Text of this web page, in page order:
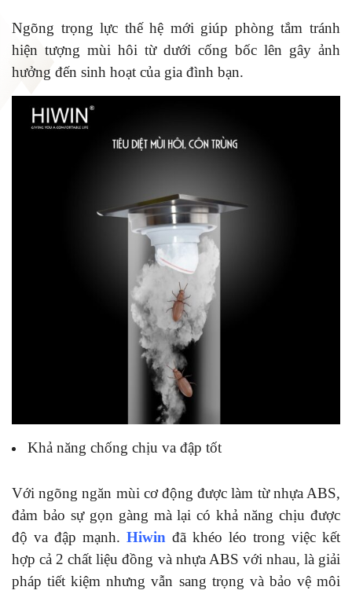
Ngõng trọng lực thế hệ mới giúp phòng tắm tránh
hiện tượng mùi hôi từ dưới cống bốc lên gây ảnh
hưởng đến sinh hoạt của gia đình bạn.
Khả năng chống chịu va đập tốt
Với ngõng ngăn mùi cơ động được làm từ nhựa ABS,
đảm bảo sự gọn gàng mà lại có khả năng chịu được
độ va đập mạnh. Hiwin đã khéo léo trong việc kết
hợp cả 2 chất liệu đồng và nhựa ABS với nhau, là giải
pháp tiết kiệm nhưng vẫn sang trọng và bảo vệ môi